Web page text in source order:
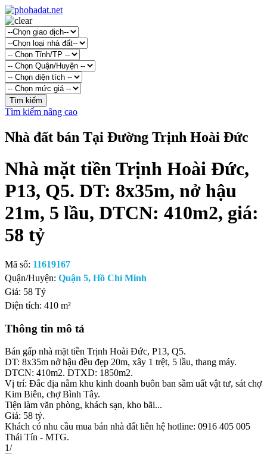
Tìm kiếm nâng cao
Nhà đất bán Tại Đường Trịnh Hoài Đức
Nhà mặt tiền Trịnh Hoài Đức,
P13, Q5. DT: 8x35m, nở hậu
21m, 5 lầu, DTCN: 410m2, giá:
58 tỷ
Mã số: 11619167
Quận/Huyện: Quận 5, Hồ Chí Minh
Giá: 58 Tỷ
Diện tích: 410 m²
Thông tin mô tả
Bán gấp nhà mặt tiền Trịnh Hoài Đức, P13, Q5.
DT: 8x35m nở hậu đều đẹp 20m, xây 1 trệt, 5 lầu, thang máy.
DTCN: 410m2. DTXD: 1850m2.
Vị trí: Đắc địa nằm khu kinh doanh buôn ban sầm uất vật tư, sát chợ
Kim Biên, chợ Bình Tây.
Tiện làm văn phòng, khách sạn, kho bãi...
Giá: 58 tỷ.
Khách có nhu cầu mua bán nhà đất liên hệ hotline: 0916 405 005
Thái Tín - MTG.
1/